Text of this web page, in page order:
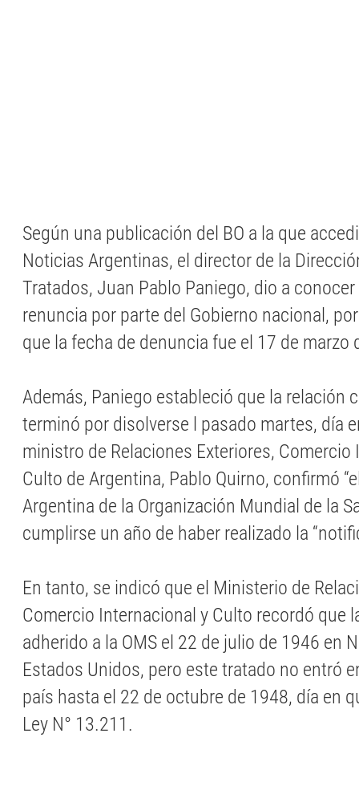
Según una publicación del BO a la que
Noticias Argentinas, el director de la
Tratados, Juan Pablo Paniego, dio a
renuncia por parte del Gobierno nacional,
que la fecha de denuncia fue el 17 de marzo
Además, Paniego estableció que la relación
terminó por disolverse l pasado martes, día
ministro de Relaciones Exteriores, Comercio
Culto de Argentina, Pablo Quirno, confirmó
Argentina de la Organización Mundial de la
cumplirse un año de haber realizado la
En tanto, se indicó que el Ministerio de
Comercio Internacional y Culto recordó que
adherido a la OMS el 22 de julio de 1946 en
Estados Unidos, pero este tratado no entró
país hasta el 22 de octubre de 1948, día en
Ley N° 13.211.